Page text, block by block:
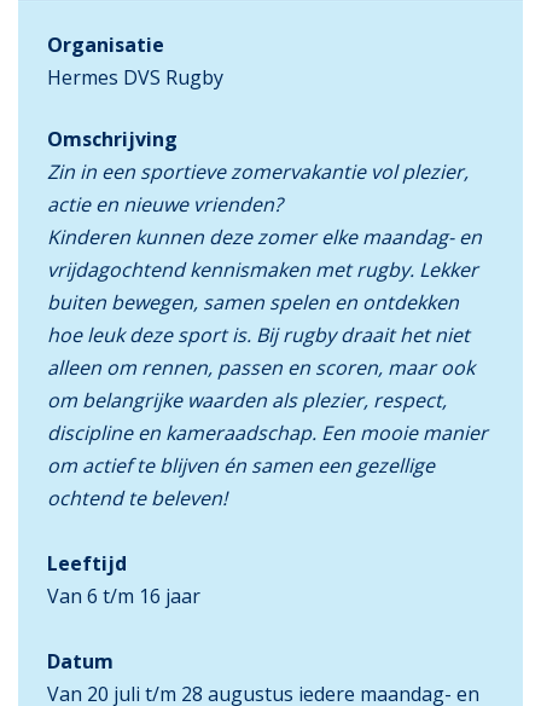
Organisatie
Hermes DVS Rugby
Omschrijving
Zin in een sportieve zomervakantie vol plezier,
actie en nieuwe vrienden?
Kinderen kunnen deze zomer elke maandag- en
vrijdagochtend kennismaken met rugby. Lekker
buiten bewegen, samen spelen en ontdekken
hoe leuk deze sport is. Bij rugby draait het niet
alleen om rennen, passen en scoren, maar ook
om belangrijke waarden als plezier, respect,
discipline en kameraadschap. Een mooie manier
om actief te blijven én samen een gezellige
ochtend te beleven!
Leeftijd
Van 6 t/m 16 jaar
Datum
Van 20 juli t/m 28 augustus iedere maandag- en